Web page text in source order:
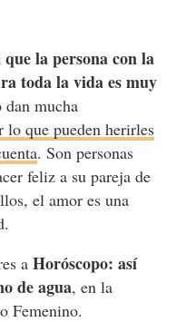
la persona con la
toda la vida es muy
dan mucha
lo que pueden herirles
. Son personas
feliz a su pareja de
el amor es una
a Horóscopo: así
de agua, en la
Femenino.